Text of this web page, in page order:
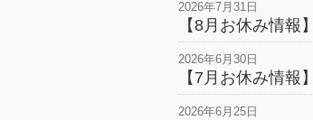
2026年7月31日
【8月お休み情報】
2026年6月30日
【7月お休み情報】
2026年6月25日